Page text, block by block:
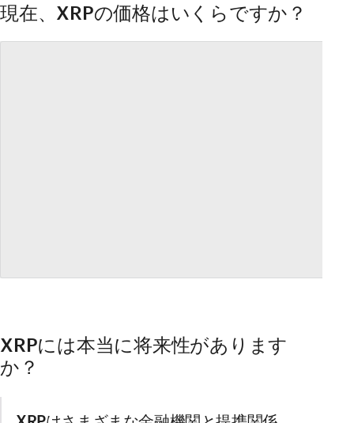
現在、XRPの価格はいくらですか？
XRPには本当に将来性があります
か？